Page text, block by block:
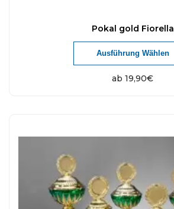
Pokal gold Fiorella
ab 19,90€
Ausführung Wählen